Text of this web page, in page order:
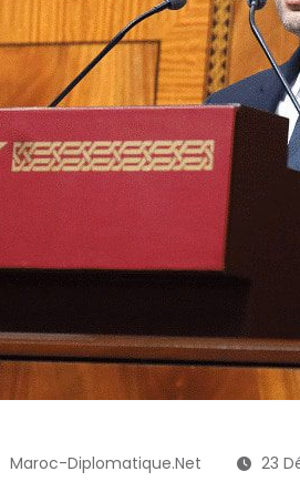
Maroc-Diplomatique.net 23